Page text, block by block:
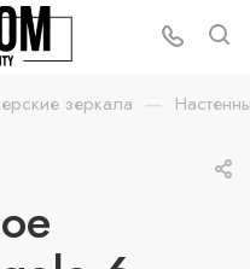
зеркала —